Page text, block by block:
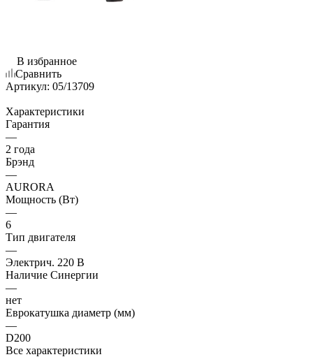
В избранное
Сравнить
Артикул: 05/13709
Характеристики
Гарантия
—
2 года
Брэнд
—
AURORA
Мощность (Вт)
—
6
Тип двигателя
—
Электрич. 220 В
Наличие Синергии
—
нет
Еврокатушка диаметр (мм)
—
D200
Все характеристики